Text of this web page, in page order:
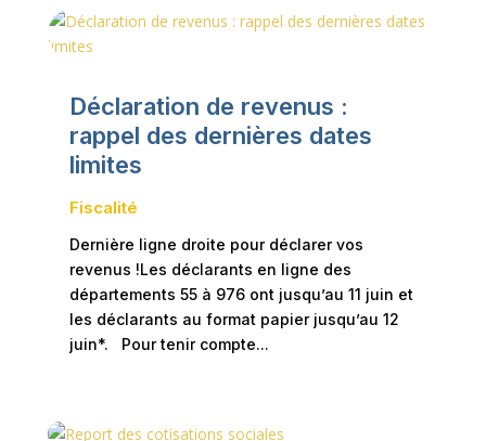
Déclaration de revenus :
rappel des dernières dates
limites
Fiscalité
Dernière ligne droite pour déclarer vos
revenus !Les déclarants en ligne des
départements 55 à 976 ont jusqu’au 11 juin et
les déclarants au format papier jusqu’au 12
juin*. Pour tenir compte...